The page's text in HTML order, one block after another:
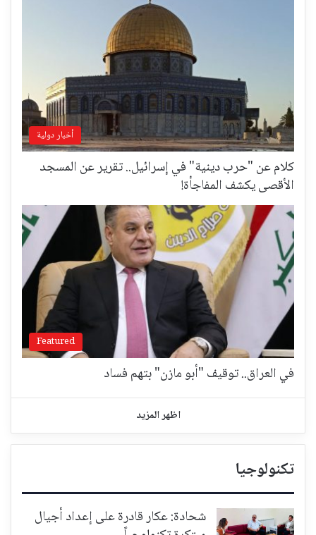
أخبار دولية
كلام عن "حرب دينية" في إسرائيل.. تقرير عن المسجد
الأقصى يكشف المفاجأة!
Featured
في العراق.. توقيف "أبو مازن" بتهم فساد
اظهر المزيد
تكنولوجيا
شحادة: عكار قادرة على إعداد أجيال